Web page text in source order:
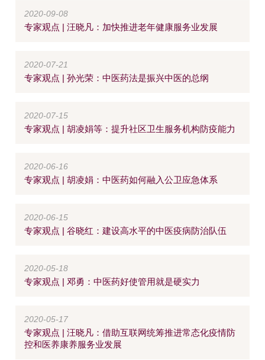
2020-09-08
专家观点 | 汪晓凡：加快推进老年健康服务业发展
2020-07-21
专家观点 | 孙光荣：中医药法是振兴中医的总纲
2020-07-15
专家观点 | 胡凌娟等：提升社区卫生服务机构防疫能力
2020-06-16
专家观点 | 胡凌娟：中医药如何融入公卫应急体系
2020-06-15
专家观点 | 谷晓红：建设高水平的中医疫病防治队伍
2020-05-18
专家观点 | 邓勇：中医药好使管用就是硬实力
2020-05-17
专家观点 | 汪晓凡：借助互联网统筹推进常态化疫情防
控和医养康养服务业发展